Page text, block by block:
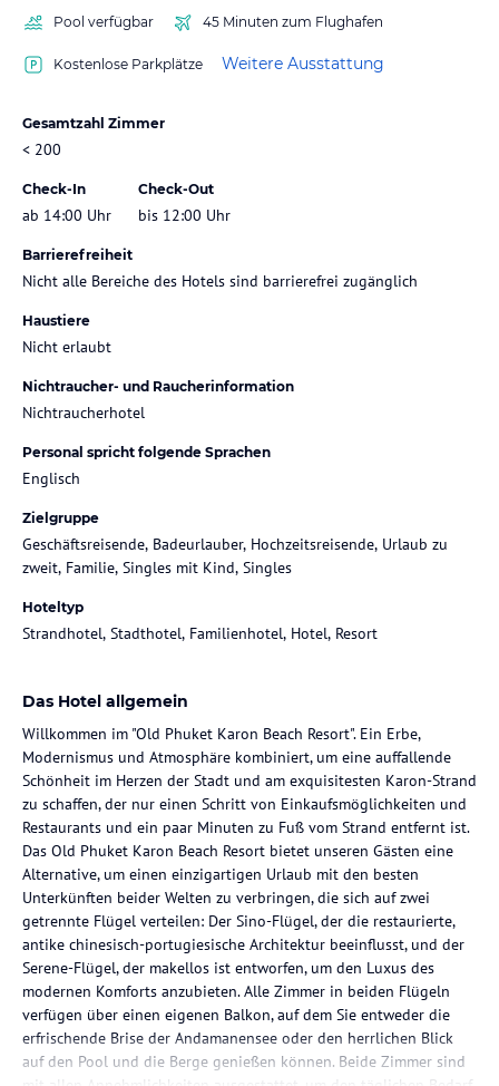
Pool verfügbar
45 Minuten zum Flughafen
Kostenlose Parkplätze Weitere Ausstattung
Gesamtzahl Zimmer
< 200
Check-In
ab 14:00 Uhr
Check-Out
bis 12:00 Uhr
Barrierefreiheit
Nicht alle Bereiche des Hotels sind barrierefrei zugänglich
Haustiere
Nicht erlaubt
Nichtraucher- und Raucherinformation
Nichtraucherhotel
Personal spricht folgende Sprachen
Englisch
Zielgruppe
Geschäftsreisende, Badeurlauber, Hochzeitsreisende, Urlaub zu
zweit, Familie, Singles mit Kind, Singles
Hoteltyp
Strandhotel, Stadthotel, Familienhotel, Hotel, Resort
Das Hotel allgemein
Willkommen im "Old Phuket Karon Beach Resort". Ein Erbe,
Modernismus und Atmosphäre kombiniert, um eine auffallende
Schönheit im Herzen der Stadt und am exquisitesten Karon-Strand
zu schaffen, der nur einen Schritt von Einkaufsmöglichkeiten und
Restaurants und ein paar Minuten zu Fuß vom Strand entfernt ist.
Das Old Phuket Karon Beach Resort bietet unseren Gästen eine
Alternative, um einen einzigartigen Urlaub mit den besten
Unterkünften beider Welten zu verbringen, die sich auf zwei
getrennte Flügel verteilen: Der Sino-Flügel, der die restaurierte,
antike chinesisch-portugiesische Architektur beeinflusst, und der
Serene-Flügel, der makellos ist entworfen, um den Luxus des
modernen Komforts anzubieten. Alle Zimmer in beiden Flügeln
verfügen über einen eigenen Balkon, auf dem Sie entweder die
erfrischende Brise der Andamanensee oder den herrlichen Blick
auf den Pool und die Berge genießen können. Beide Zimmer sind